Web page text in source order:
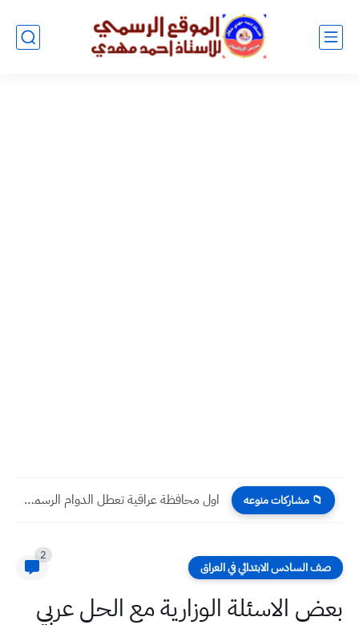
📁 مشاركات منوعه اول محافظة عراقية تعطل الدوام الرسمي غدا الخميس ١٤ /...
صف السادس الابتدائي في العراق
2
بعض الاسئلة الوزارية مع الحل عربي